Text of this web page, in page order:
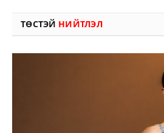
ТӨСТЭЙ НИЙТЛЭЛ